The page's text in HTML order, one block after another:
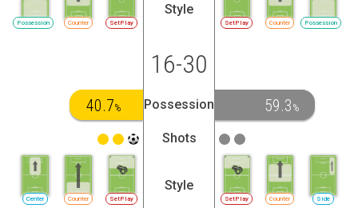
SetPlay
Counter
Possession
Style
SetPlay Counter Possession
16-30
40.7% Possession 59.3 %
Shots
SetPlay
Counter
Center
Style
SetPlay Counter Side